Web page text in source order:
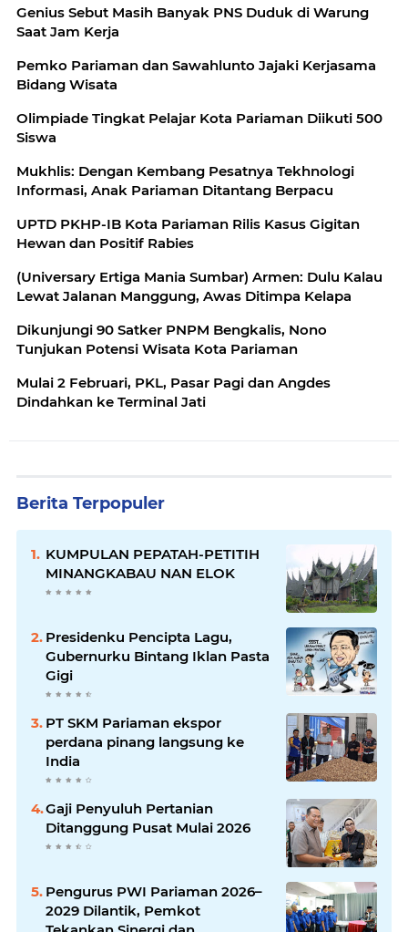
Genius Sebut Masih Banyak PNS Duduk di Warung
Saat Jam Kerja
Pemko Pariaman dan Sawahlunto Jajaki Kerjasama
Bidang Wisata
Olimpiade Tingkat Pelajar Kota Pariaman Diikuti 500
Siswa
Mukhlis: Dengan Kembang Pesatnya Tekhnologi
Informasi, Anak Pariaman Ditantang Berpacu
UPTD PKHP-IB Kota Pariaman Rilis Kasus Gigitan
Hewan dan Positif Rabies
(Universary Ertiga Mania Sumbar) Armen: Dulu Kalau
Lewat Jalanan Manggung, Awas Ditimpa Kelapa
Dikunjungi 90 Satker PNPM Bengkalis, Nono
Tunjukan Potensi Wisata Kota Pariaman
Mulai 2 Februari, PKL, Pasar Pagi dan Angdes
Dindahkan ke Terminal Jati
Berita Terpopuler
KUMPULAN PEPATAH-PETITIH
MINANGKABAU NAN ELOK
Presidenku Pencipta Lagu,
Gubernurku Bintang Iklan Pasta
Gigi
PT SKM Pariaman ekspor
perdana pinang langsung ke
India
Gaji Penyuluh Pertanian
Ditanggung Pusat Mulai 2026
Pengurus PWI Pariaman 2026–
2029 Dilantik, Pemkot